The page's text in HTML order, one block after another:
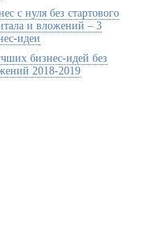
с нуля без стартового
и вложений – 3
идеи
бизнес-идей без
2018-2019